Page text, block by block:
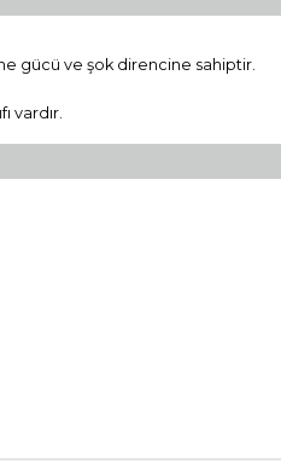
gücü ve şok direncine sahiptir.
vardır.